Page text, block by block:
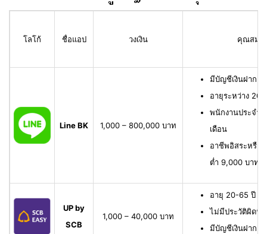
โลโก้ ชื่อแอป วงเงิน คุณสมบั
Line BK 1,000 – 800,000 บาท
มีบัญชีเงินฝาก
อายุระหว่าง 20
พนักงานประจำ
เดือน
อาชีพอิสระหรือ
ต่ำ 9,000 บาทต่
UP by
SCB
1,000 – 40,000 บาท
อายุ 20-65 ปี เ
ไม่มีประวัติผิดนั
มีบัญชีเงินฝาก